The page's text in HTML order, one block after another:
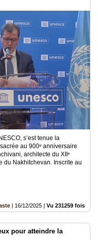
s’est tenue la
au 900ᵉ anniversaire
architecte du XIIᵉ
du Nakhitchevan. Inscrite au
| 16/12/2025 | Vu 231259 fois
pour atteindre la